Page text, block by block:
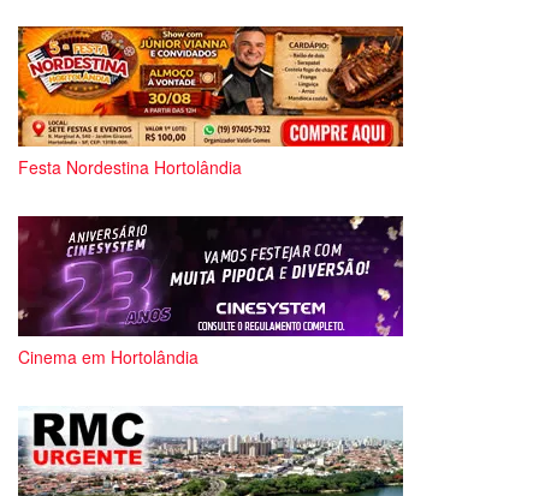
Festa Nordestina Hortolândia
Cinema em Hortolândia